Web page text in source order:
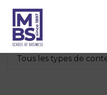
Tous les types de